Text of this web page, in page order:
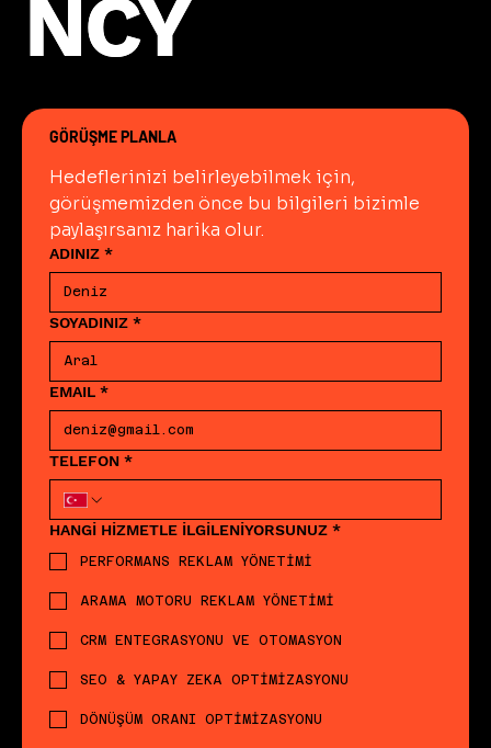
tüketimini rastgele içerik
tüketiminden ayıran eleştirel bir
değerlendirme disiplini oluşturur.
NCY
NCY
GÖRÜŞME PLANLA
Hedeflerinizi belirleyebilmek için,
görüşmemizden önce bu bilgileri bizimle
paylaşırsanız harika olur.
ADINIZ *
SOYADINIZ *
EMAIL *
TELEFON *
HANGİ HİZMETLE İLGİLENİYORSUNUZ *
PERFORMANS REKLAM YÖNETİMİ
ARAMA MOTORU REKLAM YÖNETİMİ
CRM ENTEGRASYONU VE OTOMASYON
SEO & YAPAY ZEKA OPTİMİZASYONU
DÖNÜŞÜM ORANI OPTİMİZASYONU